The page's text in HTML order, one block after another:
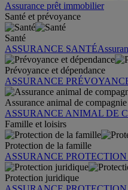
Assurance prêt immobilier
Santé et prévoyance
Santé
ASSURANCE SANTÉ
Prévoyance et dépendance
ASSURANCE
Assurance animal de compagnie
ASSURANCE ANIMAL DE
Famille et loisirs
Protection de la famille
ASSURANCE
Protection juridique